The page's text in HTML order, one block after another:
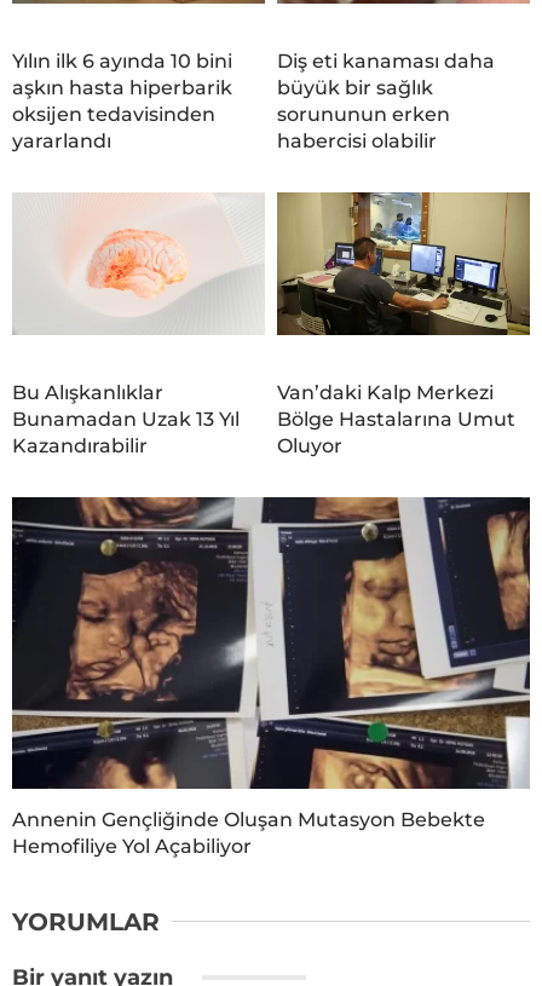
Yılın ilk 6 ayında 10 bini
aşkın hasta hiperbarik
oksijen tedavisinden
yararlandı
Diş eti kanaması daha
büyük bir sağlık
sorununun erken
habercisi olabilir
Bu Alışkanlıklar
Bunamadan Uzak 13 Yıl
Kazandırabilir
Van’daki Kalp Merkezi
Bölge Hastalarına Umut
Oluyor
Annenin Gençliğinde Oluşan Mutasyon Bebekte
Hemofiliye Yol Açabiliyor
YORUMLAR
Bir yanıt yazın